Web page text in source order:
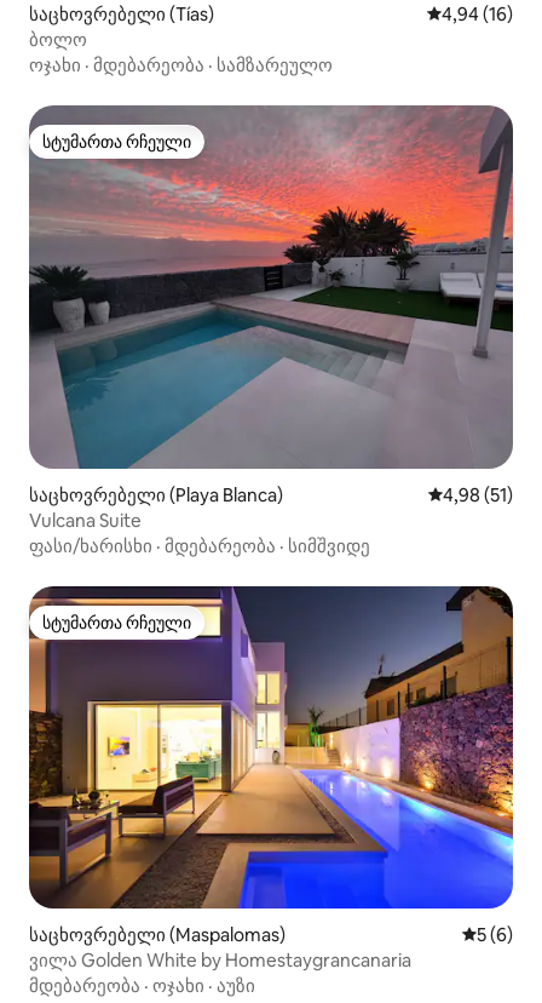
საცხოვრებელი (Tías) საშუალო
4,94 (16)
ბოლო
ოჯახი · მდებარეობა · სამზარეულო
სტუმართა რჩეული
სტუმართა რჩეული
საცხოვრებელი (Playa Blanca) საშუალო
4,98 (51)
Vulcana Suite
ფასი/ხარისხი · მდებარეობა · სიმშვიდე
სტუმართა რჩეული
სტუმართა რჩეული
საცხოვრებელი (Maspalomas) საშუალო
5 (6)
ვილა Golden White by Homestaygrancanaria
მდებარეობა · ოჯახი · აუზი